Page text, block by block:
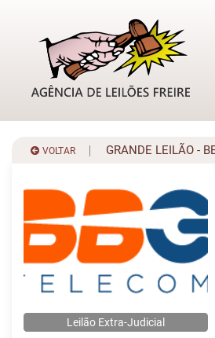
VOLTAR GRANDE LEILÃO -
Leilão Extra-Judicial